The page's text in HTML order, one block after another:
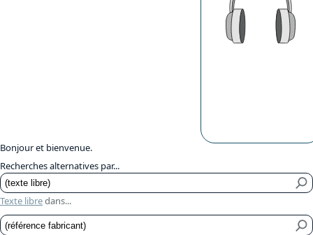
Bonjour et bienvenue.
Recherches alternatives par...
Texte libredans...